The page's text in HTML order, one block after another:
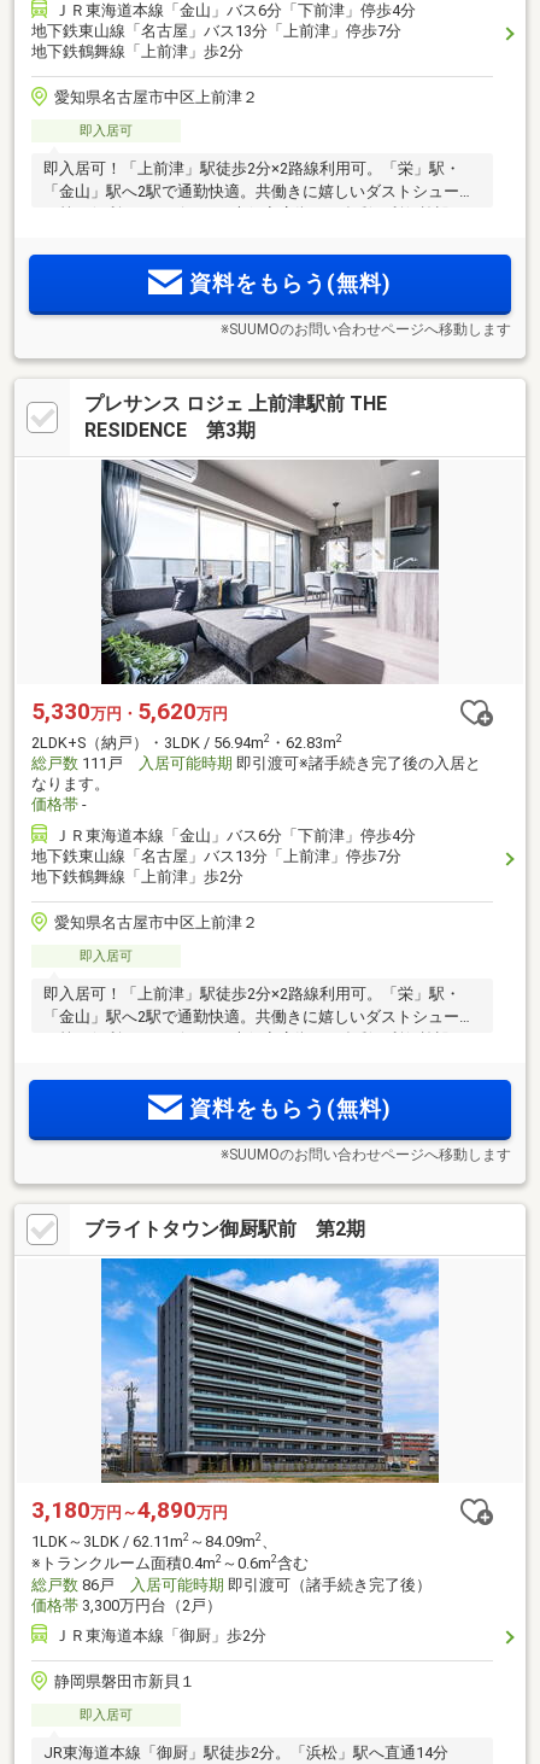
ＪＲ東海道本線「金山」バス6分「下前津」停歩4分
地下鉄東山線「名古屋」バス13分「上前津」停歩7分
地下鉄鶴舞線「上前津」歩2分
愛知県名古屋市中区上前津２
即入居可
即入居可！「上前津」駅徒歩2分×2路線利用可。「栄」駅・
「金山」駅へ2駅で通勤快適。共働きに嬉しいダストシュータ
資料をもらう(無料)
※SUUMOのお問い合わせページへ移動します
プレサンス ロジェ 上前津駅前 THE
RESIDENCE 第3期
5,330万円・ 5,620万円
2LDK+S（納戸）・3LDK / 56.94m2 ・62.83m2
総戸数 111戸 入居可能時期 即引渡可※諸手続き完了後の入居と
なります。
価格帯 -
ＪＲ東海道本線「金山」バス6分「下前津」停歩4分
地下鉄東山線「名古屋」バス13分「上前津」停歩7分
地下鉄鶴舞線「上前津」歩2分
愛知県名古屋市中区上前津２
即入居可
即入居可！「上前津」駅徒歩2分×2路線利用可。「栄」駅・
「金山」駅へ2駅で通勤快適。共働きに嬉しいダストシュータ
資料をもらう(無料)
※SUUMOのお問い合わせページへ移動します
ブライトタウン御厨駅前 第2期
3,180万円～4,890万円
1LDK～3LDK / 62.11m2 ～84.09m2、
※トランクルーム面積0.4m2 ～0.6m2含む
総戸数 86戸 入居可能時期 即引渡可（諸手続き完了後）
価格帯 3,300万円台（2戸）
ＪＲ東海道本線「御厨」歩2分
静岡県磐田市新貝１
即入居可
JR東海道本線「御厨」駅徒歩2分。「浜松」駅へ直通14分